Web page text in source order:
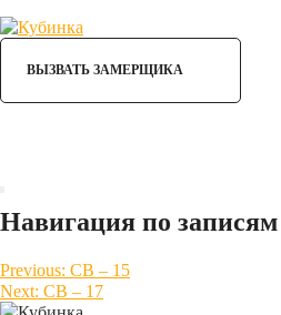
ВЫЗВАТЬ ЗАМЕРЩИКА
Навигация по записям
Previous: СВ – 15
Next: СВ – 17